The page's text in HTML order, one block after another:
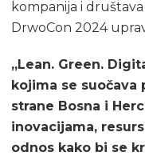
kompanija i
DrwoCon 2024
„Lean. Green.
kojima se
strane Bosna i
inovacijama,
odnos kako bi se